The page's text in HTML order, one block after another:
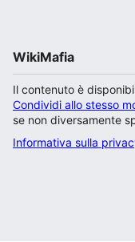
WikiMafia
Il contenuto è
Condividi allo stesso
se non diversamente
Informativa sulla